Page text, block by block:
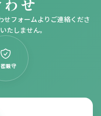
せフォームよりご連絡くださ
たしません。
厳守